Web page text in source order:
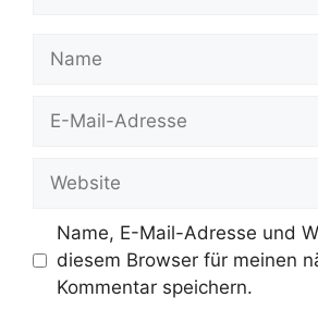
Mail-
Name, E-Mail-Adresse und
diesem Browser für meinen
Kommentar speichern.